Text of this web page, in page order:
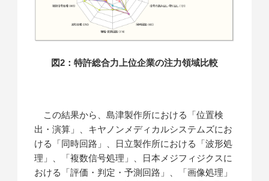
図2：特許総合力上位企業の注力領域比較
この結果から、島津製作所における「位置検
出・演算」、キヤノンメディカルシステムズにお
ける「同時回路」、日立製作所における「波形処
理」、「複数信号処理」、日本メジフィジクスに
おける「評価・判定・予測回路」、「画像処理」